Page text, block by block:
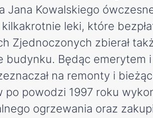
Jana Kowalskiego
kilkakrotnie leki, które
Zjednoczonych zbierał
budynku. Będąc
na remonty i
powodzi 1997 roku
ogrzewania oraz